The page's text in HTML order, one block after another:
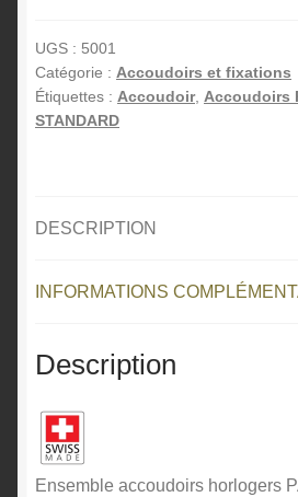
horlogers
PAD
UGS : 5001
Catégorie : Accoudoirs et fixations
Étiquettes : Accoudoir, Accoudoirs
STANDARD
DESCRIPTION
INFORMATIONS
Description
Ensemble accoudoirs horlogers